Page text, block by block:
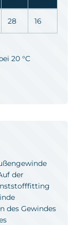
der
des Gewindes
28 16
20 °C